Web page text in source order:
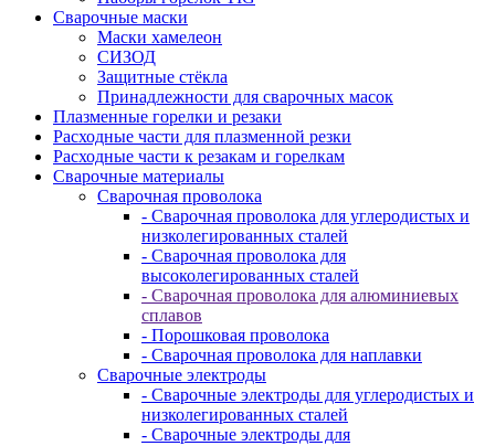
Сварочные маски
Маски хамелеон
СИЗОД
Защитные стёкла
Принадлежности для сварочных масок
Плазменные горелки и резаки
Расходные части для плазменной резки
Расходные части к резакам и горелкам
Сварочные материалы
Сварочная проволока
- Сварочная проволока для углеродистых и
низколегированных сталей
- Сварочная проволока для
высоколегированных сталей
- Сварочная проволока для алюминиевых
сплавов
- Порошковая проволока
- Сварочная проволока для наплавки
Сварочные электроды
- Сварочные электроды для углеродистых и
низколегированных сталей
- Сварочные электроды для